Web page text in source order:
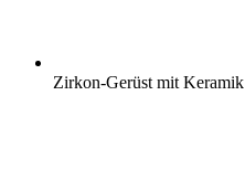
Zirkon-Gerüst mit Keramik